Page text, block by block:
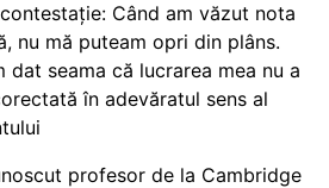
Când am văzut nota
nu mă puteam opri din plâns.
dat seama că lucrarea mea nu a
în adevăratul sens al
profesor de la Cambridge